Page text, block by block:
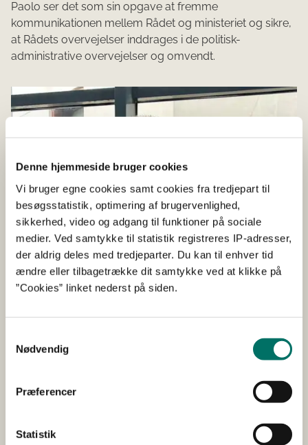
Denne hjemmeside bruger cookies
Vi bruger egne cookies samt cookies fra tredjepart til
besøgsstatistik, optimering af brugervenlighed,
sikkerhed, video og adgang til funktioner på sociale
medier. Ved samtykke til statistik registreres IP-adresser,
der aldrig deles med tredjeparter. Du kan til enhver tid
ændre eller tilbagetrække dit samtykke ved at klikke på
”Cookies” linket nederst på siden.
Nødvendig
Præferencer
Statistik
Paolo ser det som sin opgave at fremme
kommunikationen mellem Rådet og ministeriet og sikre,
at Rådets overvejelser inddrages i de politisk-
administrative overvejelser og omvendt.